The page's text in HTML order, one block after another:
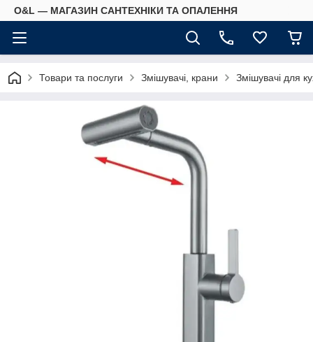
O&L — МАГАЗИН САНТЕХНІКИ ТА ОПАЛЕННЯ
Товари та послуги Змішувачі, крани Змішувачі для